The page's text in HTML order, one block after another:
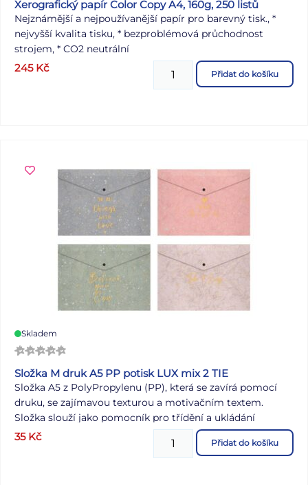
Xerografický papír Color Copy A4, 160g, 250 listů
Nejznámější a nejpoužívanější papír pro barevný tisk., *
nejvyšší kvalita tisku, * bezproblémová průchodnost
strojem, * CO2 neutrální
245 Kč Přidat do košíku
Skladem
Složka M druk A5 PP potisk LUX mix 2 TIE
Složka A5 z PolyPropylenu (PP), která se zavírá pomocí
druku, se zajímavou texturou a motivačním textem.
Složka slouží jako pomocník pro třídění a ukládání
dokumentů, takže je budete mít vždy pohromadě.
MATERIÁL: PP POTISK: motivační text SÍLA MATERIÁLU:
35 Kč Přidat do košíku